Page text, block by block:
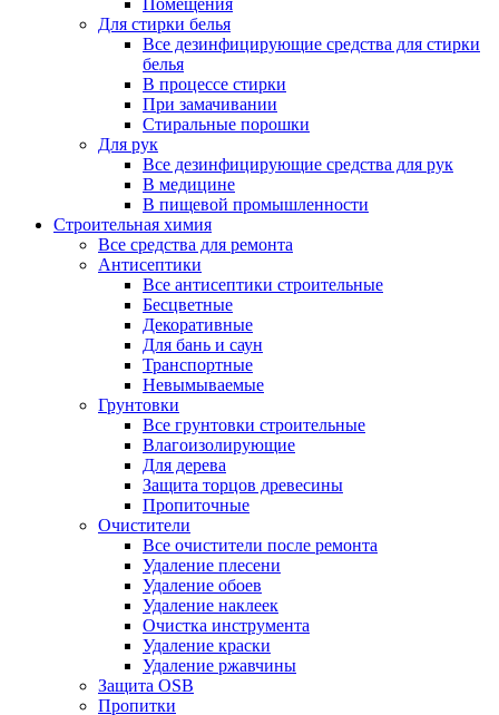
Помещения
Для стирки белья
Все дезинфицирующие средства для стирки
белья
В процессе стирки
При замачивании
Стиральные порошки
Для рук
Все дезинфицирующие средства для рук
В медицине
В пищевой промышленности
Строительная химия
Все средства для ремонта
Антисептики
Все антисептики строительные
Бесцветные
Декоративные
Для бань и саун
Транспортные
Невымываемые
Грунтовки
Все грунтовки строительные
Влагоизолирующие
Для дерева
Защита торцов древесины
Пропиточные
Очистители
Все очистители после ремонта
Удаление плесени
Удаление обоев
Удаление наклеек
Очистка инструмента
Удаление краски
Удаление ржавчины
Защита OSB
Пропитки